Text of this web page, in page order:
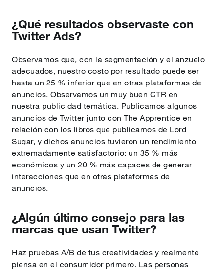
¿Qué resultados observaste con
Twitter Ads?
Observamos que, con la segmentación y el anzuelo
adecuados, nuestro costo por resultado puede ser
hasta un 25 % inferior que en otras plataformas de
anuncios. Observamos un muy buen CTR en
nuestra publicidad temática. Publicamos algunos
anuncios de Twitter junto con The Apprentice en
relación con los libros que publicamos de Lord
Sugar, y dichos anuncios tuvieron un rendimiento
extremadamente satisfactorio: un 35 % más
económicos y un 20 % más capaces de generar
interacciones que en otras plataformas de
anuncios.
¿Algún último consejo para las
marcas que usan Twitter?
Haz pruebas A/B de tus creatividades y realmente
piensa en el consumidor primero. Las personas